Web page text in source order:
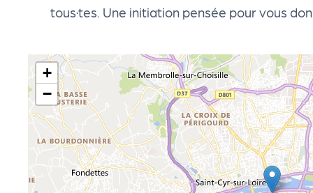
tous·tes. Une initiation pensée pour vous
+
−
s
P
R
O
G!